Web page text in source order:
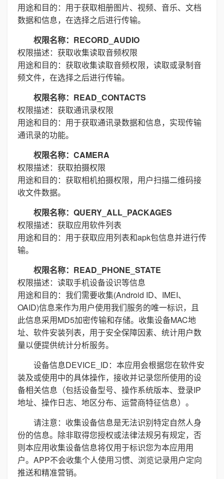
用途和目的：用于获取相册图片、视频、音乐、文档
数据和信息，在选择之后进行传输。
权限名称：RECORD_AUDIO
权限描述：获取收集读取音频权限
用途和目的：获取收集读取音频权限，读取或录制音
频文件，在选择之后进行传输。
权限名称：READ_CONTACTS
权限描述：获取通讯录权限
用途和目的：用于获取通讯录数据和信息，实现传输
通讯录的功能。
权限名称：CAMERA
权限描述：获取拍摄权限
用途和目的：获取相机拍摄权限，用户扫描二维码接
收文件数据。
权限名称：QUERY_ALL_PACKAGES
权限描述：获取应用软件列表
用途和目的：用于获取应用列表和apk包信息并进行传
输。
权限名称：READ_PHONE_STATE
权限描述：读取手机设备设识等信息
用途和目的：我们需要收集(Android ID、IMEI、
OAID)信息来作为用户使用我们服务的唯一标识，且
此信息采用MD5加密传输和存储。收集设备MAC地
址、软件安装列表，用于安全保障因素、统计用户数
量以便提供统计分析服务。
设备信息DEVICE_ID：本应用会根据您在软件安
装及或使用中的具体操作，接收并记录您所使用的设
备相关信息（包括设备型号、操作系统版本、登录IP
地址、操作日志、地区分布、运营商特征信息）。
请注意：收集设备信息是无法识别特定自然人身
份的信息。除非取得您授权或法律法规另有规定，否
则本应用收集设备信息将仅用于标识您为本应用用
户。APP不会收集个人使用习惯、浏览记录用户定向
推送和精准营销。